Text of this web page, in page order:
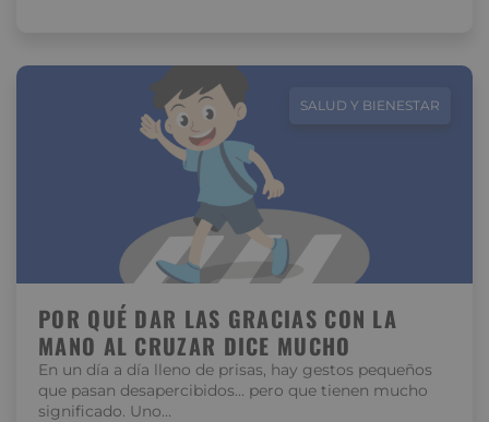
SALUD Y BIENESTAR
POR QUÉ DAR LAS GRACIAS CON LA
MANO AL CRUZAR DICE MUCHO
En un día a día lleno de prisas, hay gestos pequeños
que pasan desapercibidos… pero que tienen mucho
significado. Uno…